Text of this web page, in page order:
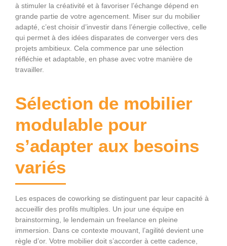
à stimuler la créativité et à favoriser l’échange dépend en
grande partie de votre agencement. Miser sur du mobilier
adapté, c’est choisir d’investir dans l’énergie collective, celle
qui permet à des idées disparates de converger vers des
projets ambitieux. Cela commence par une sélection
réfléchie et adaptable, en phase avec votre manière de
travailler.
Sélection de mobilier
modulable pour
s’adapter aux besoins
variés
Les espaces de coworking se distinguent par leur capacité à
accueillir des profils multiples. Un jour une équipe en
brainstorming, le lendemain un freelance en pleine
immersion. Dans ce contexte mouvant, l’agilité devient une
règle d’or. Votre mobilier doit s’accorder à cette cadence,